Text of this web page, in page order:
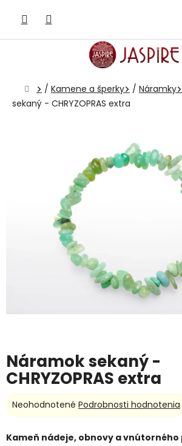
obsah
Domov
/ Kamene a šperky / Náramky
sekaný - CHRYZOPRAS extra
Náramok sekaný -
CHRYZOPRAS extra
Kameň nádeje, obnovy a vnútorného
Priemerné
je
Neohodnotené Podrobnosti hodnotenia